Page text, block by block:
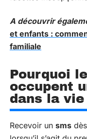
A découvrir
et enfants :
familiale
Pourquoi
occupent
dans la
Recevoir un sms